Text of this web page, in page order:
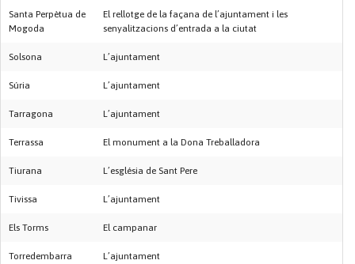
Santa Perpètua de
Mogoda
El rellotge de la façana de l’ajuntament i les
senyalitzacions d’entrada a la ciutat
Solsona L’ajuntament
Súria L’ajuntament
Tarragona L’ajuntament
Terrassa El monument a la Dona Treballadora
Tiurana L’església de Sant Pere
Tivissa L’ajuntament
Els Torms El campanar
Torredembarra L’ajuntament